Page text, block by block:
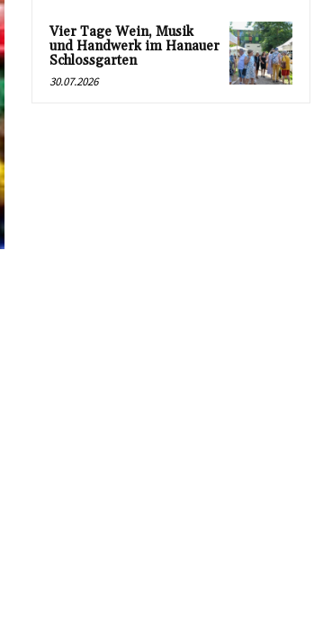
Vier Tage Wein, Musik
und Handwerk im Hanauer
Schlossgarten
30.07.2026